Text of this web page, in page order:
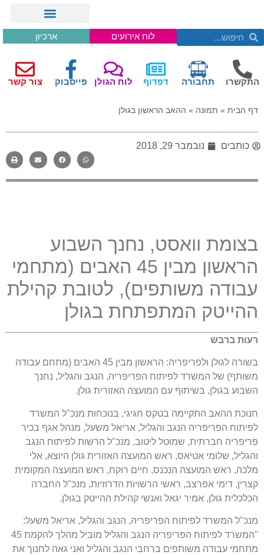
לוח אירועים ארכיון
התקשרו תחבורה דפדוף לוח הגולן פייסבוק צור קשר
דף הבית » תמונה » ההאב הראשון בגולן
כותבים נובמבר 29, 2018
בצומת וואסט, נחנך השבוע
הראשון מבין 45 האבים (מתחמי
עבודה משותפים), לטובת קהילת
ההייטק המתפתחת בגולן
רעות ברבש
בשורה לגולן ולפריפריה: הראשון מבין 45 האבים (מתחם עבודה
משותף) של המשרד לפיתוח הפריפריה, הנגב והגליל, נחנך
השבוע בגולן, בשיתוף עם המועצה האזורית גולן.
חנוכת ההאב התקיימה בטקס חגיגי, בנוכחות מנכ"ל המשרד
לפיתוח הפריפריה הנגב והגליל, אריאל משעל, מנהל אגף בכיר
פריפריה חברתית, שמוטל ליטוב, מנכ"ל הרשות לפיתוח הנגב
והגליל, שלומי אטיאס, ראש המועצה האזורית גולן היוצא, אלי
מלכה, ראש המועצה הנכנס, חיים רוקח, ראש המועצה המקומית
קצרין, דימי אפרצב, ראשי הרשויות הדרוזיות, מנכ"ל החברה
הכלכלית גולן, אמיר יגאל ואנשי קהילת ההייטק בגולן.
מנכ"ל המשרד לפיתוח הפריפריה, הנגב והגליל, אריאל משעל:
"המשרד לפיתוח הפריפריה הנגב והגליל מוביל מהלך להקמת 45
מתחמי עבודה משותפים ברחבי הנגב והגליל ואני גאה לחנוך את